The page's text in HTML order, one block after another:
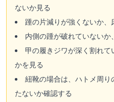
ないか見る
踵の片減りが強くないか
内側の踵が破れていない
甲の履きジワが深く割れ
かを見る
紐靴の場合は、ハトメ周
たないか確認する